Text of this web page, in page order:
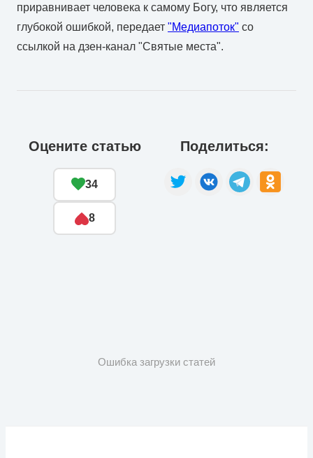
приравнивает человека к самому Богу, что является
глубокой ошибкой, передает "Медиапоток" со
ссылкой на дзен-канал "Святые места".
Оцените статью
34
8
Поделиться:
Ошибка загрузки статей